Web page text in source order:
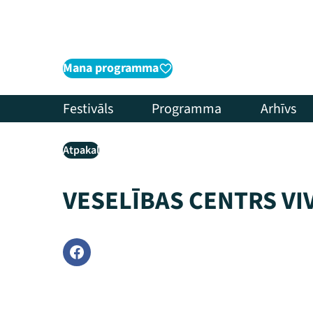
Mana programma
Festivāls Programma Arhīvs
Atpakaļ
VESELĪBAS CENTRS